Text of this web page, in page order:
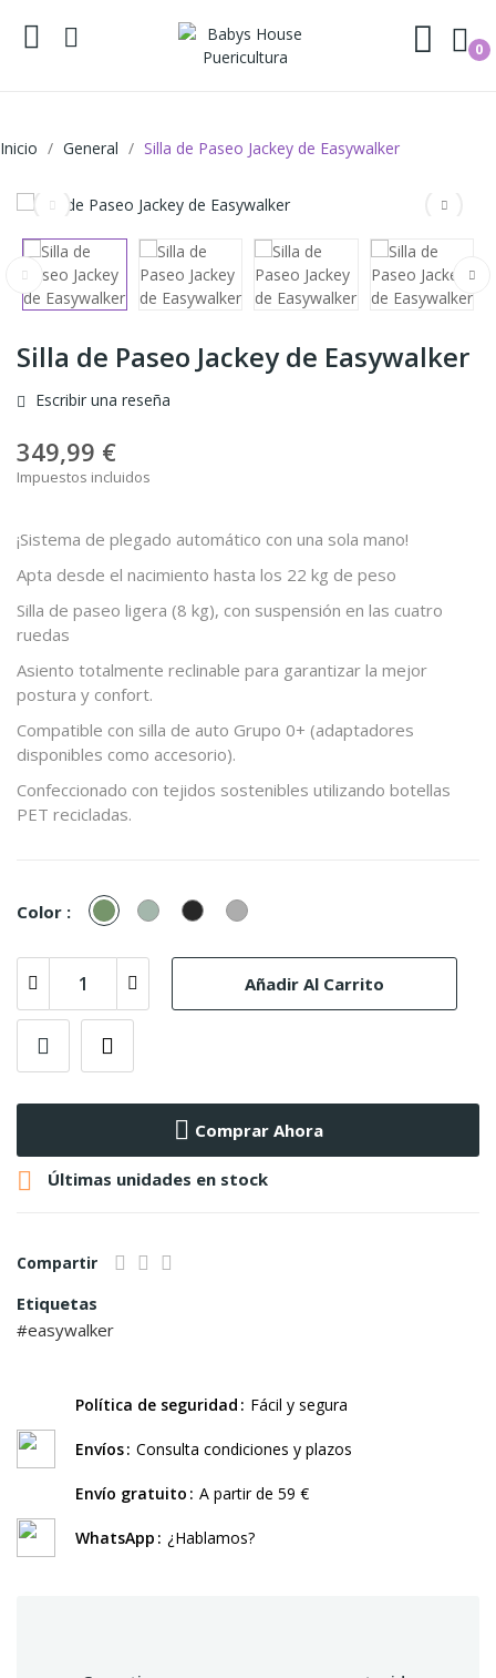
0
Inicio General Silla de Paseo Jackey de Easywalker
Silla de Paseo Jackey de Easywalker
Escribir una reseña
349,99 €
Impuestos incluidos
¡Sistema de plegado automático con una sola mano!
Apta desde el nacimiento hasta los 22 kg de peso
Silla de paseo ligera (8 kg), con suspensión en las cuatro
ruedas
Asiento totalmente reclinable para garantizar la mejor
postura y confort.
Compatible con silla de auto Grupo 0+ (adaptadores
disponibles como accesorio).
Confeccionado con tejidos sostenibles utilizando botellas
PET recicladas.
Color : Deep
Green
Agave
Green
Midnight
Black
Pebble
Grey
Añadir Al Carrito
Comprar Ahora
 Últimas unidades en stock
Compartir
Etiquetas
easywalker
Política de seguridad Fácil y segura
Envíos Consulta condiciones y plazos
Envío gratuito A partir de 59 €
WhatsApp ¿Hablamos?